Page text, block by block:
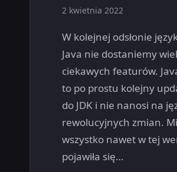
2 kwietnia 2022
W kolejnej odsłonie
Java nie dostaniemy
ciekawych featurów.
to po prostu kolejny
do JDK i nie nanosi na
rewolucyjnych zmian.
wszystko nawet w tej
pojawiła się…